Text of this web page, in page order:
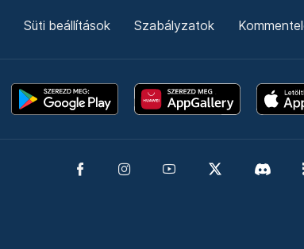
Süti beállítások Szabályzatok